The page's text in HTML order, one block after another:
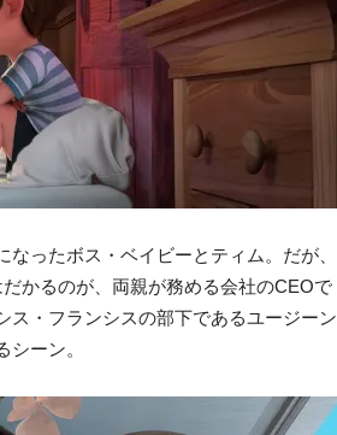
ったボス・ベイビーとティム。だが、
かるのが、両親が務める会社のCEOで
ス・フランシスの部下であるユージーン
ーン。